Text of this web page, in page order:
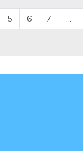
5 6 7 ...